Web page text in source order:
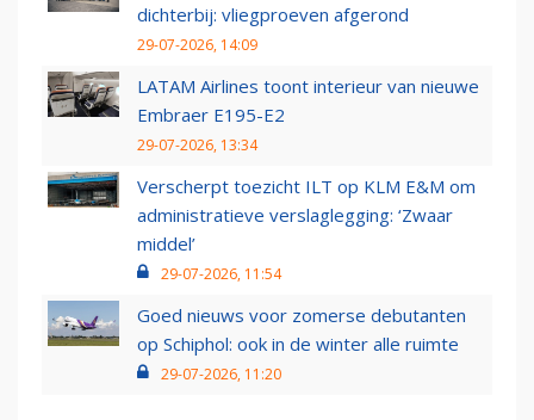
dichterbij: vliegproeven afgerond
29-07-2026, 14:09
LATAM Airlines toont interieur van nieuwe
Embraer E195-E2
29-07-2026, 13:34
Verscherpt toezicht ILT op KLM E&M om
administratieve verslaglegging: ‘Zwaar
middel’
29-07-2026, 11:54
Goed nieuws voor zomerse debutanten
op Schiphol: ook in de winter alle ruimte
29-07-2026, 11:20